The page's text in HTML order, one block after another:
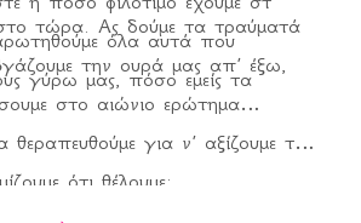
όλα αυτά που
γύρω μας, πόσο εμείς τα
στο τώρα. Ας δούμε τα τραύματά
την ουρά μας απ’ έξω,
στο αιώνιο ερώτημα…
θεραπευθούμε για ν’ αξίζουμε την
ότι θέλουμε;